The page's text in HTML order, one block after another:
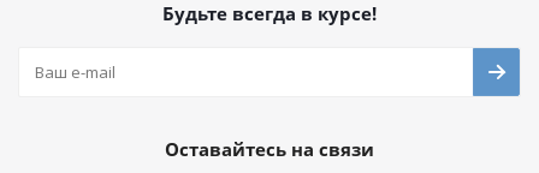
Будьте всегда в курсе!
Оставайтесь на связи